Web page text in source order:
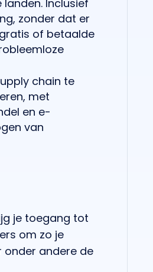
landen. Inclusief
zonder dat er
of betaalde
chain te
met
en e-
van
je toegang tot
om zo je
onder andere de